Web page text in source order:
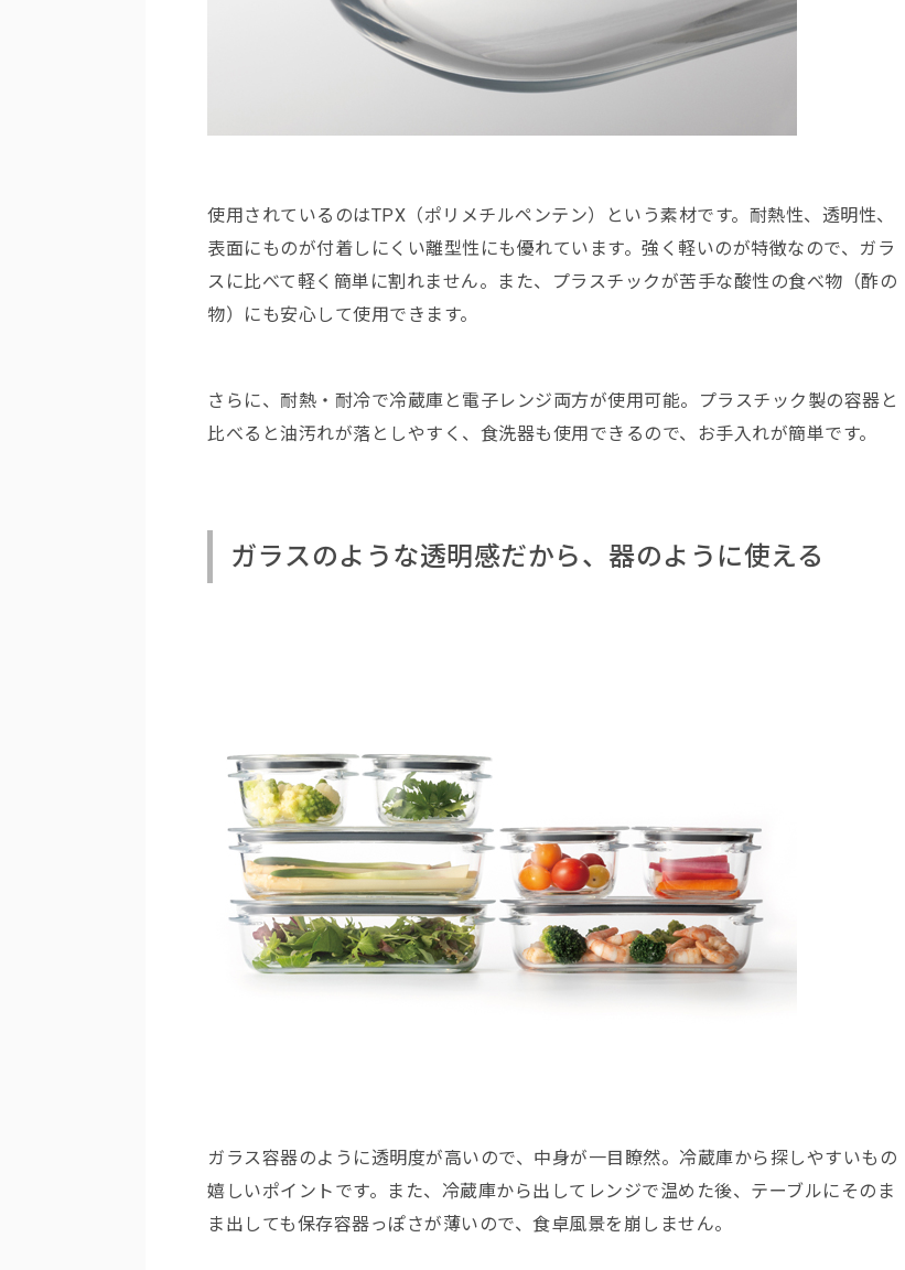
使用されているのはTPX（ポリメチルペンテン）という素材です。耐熱性、透明性、
表面にものが付着しにくい離型性にも優れています。強く軽いのが特徴なので、ガラ
スに比べて軽く簡単に割れません。また、プラスチックが苦手な酸性の食べ物（酢の
物）にも安心して使用できます。
さらに、耐熱・耐冷で冷蔵庫と電子レンジ両方が使用可能。プラスチック製の容器と
比べると油汚れが落としやすく、食洗器も使用できるので、お手入れが簡単です。
ガラスのような透明感だから、器のように使える
ガラス容器のように透明度が高いので、中身が一目瞭然。冷蔵庫から探しやすいもの
嬉しいポイントです。また、冷蔵庫から出してレンジで温めた後、テーブルにそのま
ま出しても保存容器っぽさが薄いので、食卓風景を崩しません。